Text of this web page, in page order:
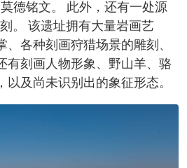
德铭文。 此外，还有一处源
。 该遗址拥有大量岩画艺
各种刻画狩猎场景的雕刻、
有刻画人物形象、野山羊、骆
及尚未识别出的象征形态。